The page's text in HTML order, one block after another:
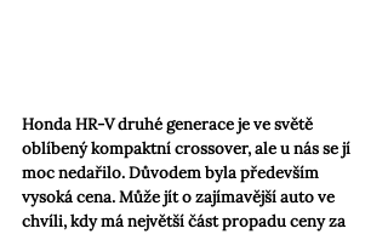
Honda HR-V druhé generace je ve světě
oblíbený kompaktní crossover, ale u nás se jí
moc nedařilo. Důvodem byla především
vysoká cena. Může jít o zajímavější auto ve
chvíli, kdy má největší část propadu ceny za